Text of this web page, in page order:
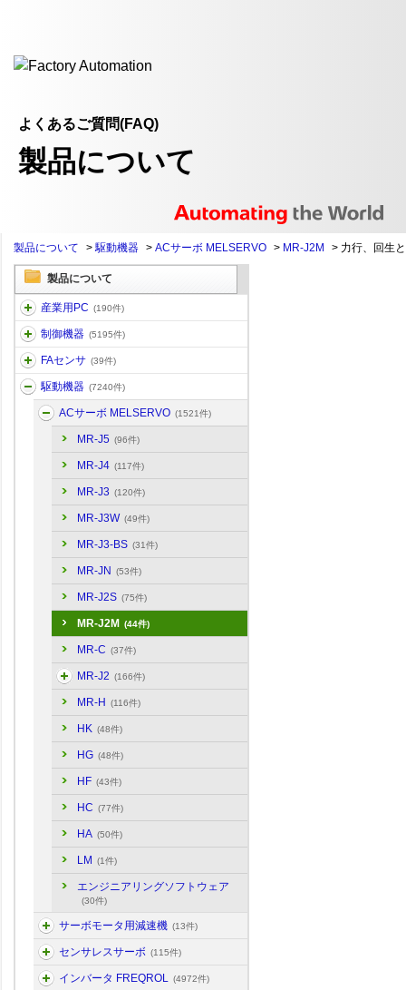
よくあるご質問(FAQ)
製品について
製品について >駆動機器 > ACサーボ MELSERVO > MR-J2M > 力行、回生
製品について
産業用PC (190件)
制御機器 (5195件)
FAセンサ (39件)
駆動機器 (7240件)
ACサーボ MELSERVO (1521件)
MR-J5 (96件)
MR-J4 (117件)
MR-J3 (120件)
MR-J3W (49件)
MR-J3-BS (31件)
MR-JN (53件)
MR-J2S (75件)
MR-J2M (44件)
MR-C (37件)
MR-J2 (166件)
MR-H (116件)
HK (48件)
HG (48件)
HF (43件)
HC (77件)
HA (50件)
LM (1件)
エンジニアリングソフトウェア
(30件)
サーボモータ用減速機 (13件)
センサレスサーボ (115件)
インバータ FREQROL (4972件)